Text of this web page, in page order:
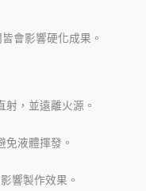
會影響硬化成果。
射，並遠離火源。
免液體揮發。
響製作效果。